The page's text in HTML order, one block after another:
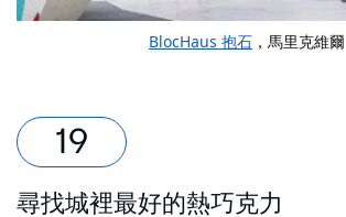
BlocHaus 抱石 ，馬里克維爾
尋找城裡最好的熱巧克力